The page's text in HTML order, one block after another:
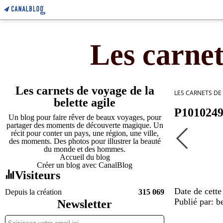
Les
Les carnets de voyage de la
belette agile
Un blog pour faire rêver de beaux voyages, pour
partager des moments de découverte magique. Un
récit pour conter un pays, une région, une ville,
des moments. Des photos pour illustrer la beauté
du monde et des hommes.
Accueil du blog
Créer un blog avec CanalBlog
Visiteurs
Depuis la création 315 069
Newsletter
LES CARNETS
P1010249
Date de
Publié par: